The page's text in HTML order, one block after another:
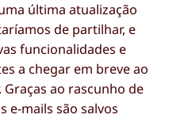
última atualização
de partilhar, e
funcionalidades e
a chegar em breve ao
Graças ao rascunho de
e-mails são salvos